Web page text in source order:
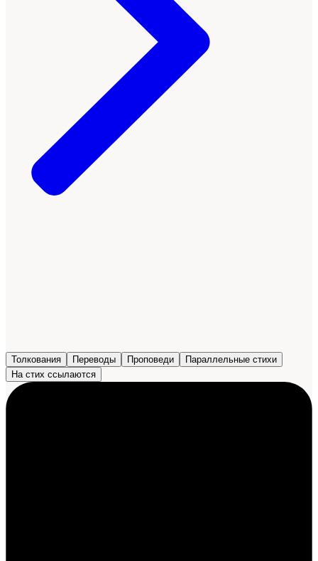
Толкования Переводы Проповеди
Параллельные стихи
На стих ссылаются